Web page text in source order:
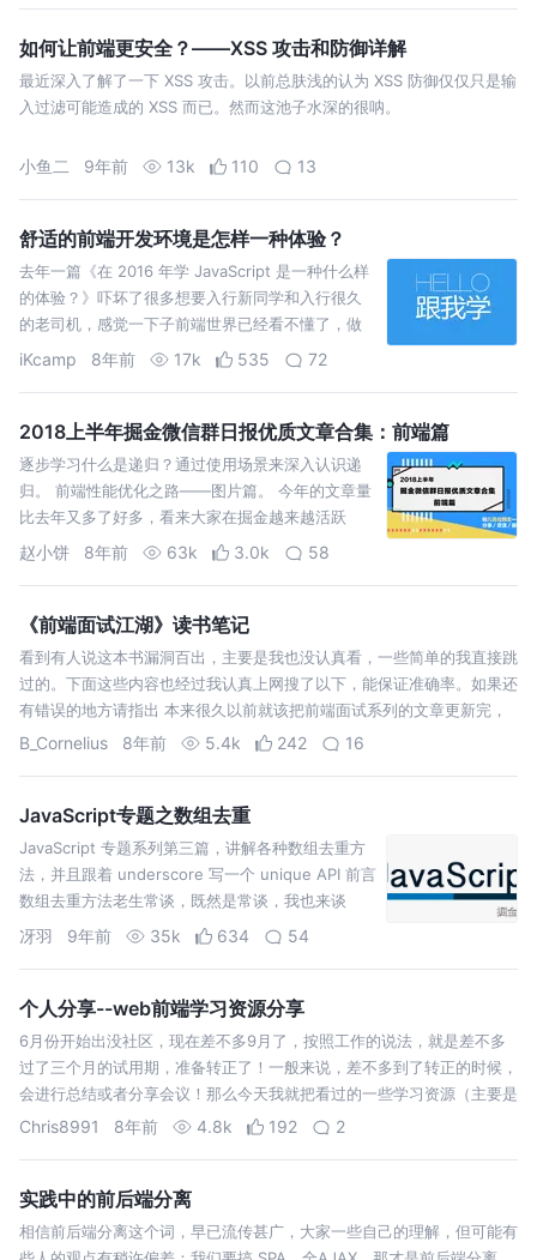
如何让前端更安全？——XSS 攻击和防御详解
最近深入了解了一下 XSS 攻击。以前总肤浅的认为 XSS 防御仅仅只是输
入过滤可能造成的 XSS 而已。然而这池子水深的很呐。
小鱼二 9年前 13k 110 13
舒适的前端开发环境是怎样一种体验？
去年一篇《在 2016 年学 JavaScript 是一种什么样
的体验？》吓坏了很多想要入行新同学和入行很久
的老司机，感觉一下子前端世界已经看不懂了，做
个页面要那么麻烦？当然如果你只是想要一个简单
iKcamp 8年前 17k 535 72
2018上半年掘金微信群日报优质文章合集：前端篇
逐步学习什么是递归？通过使用场景来深入认识递
归。 前端性能优化之路——图片篇。 今年的文章量
比去年又多了好多，看来大家在掘金越来越活跃
啦！可以Mark起来慢慢看～不过呢小饼还是建议大
到一起的…
赵小饼 8年前 63k 3.0k 58
《前端面试江湖》读书笔记
看到有人说这本书漏洞百出，主要是我也没认真看，一些简单的我直接跳
过的。下面这些内容也经过我认真上网搜了以下，能保证准确率。如果还
有错误的地方请指出 本来很久以前就该把前端面试系列的文章更新完，
但是自己懒，加上发现网上有些文章确实写的不错，就一直拖着没写。但
B_Cornelius 8年前 5.4k 242 16
JavaScript专题之数组去重
JavaScript 专题系列第三篇，讲解各种数组去重方
法，并且跟着 underscore 写一个 unique API 前言
数组去重方法老生常谈，既然是常谈，我也来谈
谈。 双层循环 也许我们首先想到的是使用 indexOf
冴羽 9年前 35k 634 54
个人分享--web前端学习资源分享
6月份开始出没社区，现在差不多9月了，按照工作的说法，就是差不多
过了三个月的试用期，准备转正了！一般来说，差不多到了转正的时候，
会进行总结或者分享会议！那么今天我就把看过的一些学习资源（主要是
博客，博文）推荐分享给大家。从我接触前端的开始，到发稿时间截止的
Chris8991 8年前 4.8k 192 2
实践中的前后端分离
相信前后端分离这个词，早已流传甚广，大家一些自己的理解，但可能有